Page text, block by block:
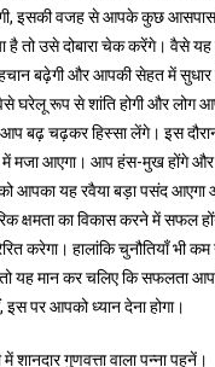
इसकी वजह से आपके कुछ आसपास
है तो उसे दोबारा चेक करेंगे। वैसे
बढ़ेगी और आपकी सेहत में सुधार
वैसे घरेलू रूप से शांति होगी और
आप बढ़ चढ़कर हिस्सा लेंगे। इस
मजा आएगा। आप हंस-मुख होंगे और
आपका यह रवैया बड़ा पसंद
क्षमता का विकास करने में सफल
करेगा। हालांकि चुनौतियाँ भी
यह मान कर चलिए कि सफलता
पर आपको ध्यान देना होगा।
शानदार गुणवत्ता वाला पन्ना पहनें।